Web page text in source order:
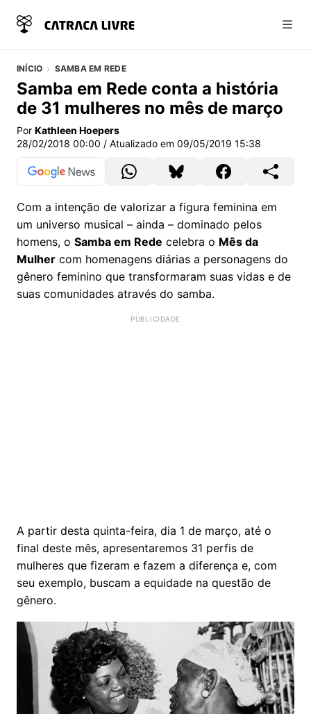
INÍCIO SAMBA EM REDE
Samba em Rede conta a história
de 31 mulheres no mês de março
Por Kathleen Hoepers
28/02/2018 00:00 / Atualizado em 09/05/2019 15:38
Com a intenção de valorizar a figura feminina em
um universo musical – ainda – dominado pelos
homens, o Samba em Rede celebra o Mês da
Mulher com homenagens diárias a personagens do
gênero feminino que transformaram suas vidas e de
suas comunidades através do samba.
A partir desta quinta-feira, dia 1 de março, até o
final deste mês, apresentaremos 31 perfis de
mulheres que fizeram e fazem a diferença e, com
seu exemplo, buscam a equidade na questão de
gênero.